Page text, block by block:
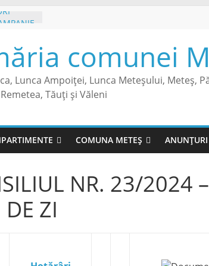
NR. 122
comunei
Lunca Ampoiței, Lunca Meteșului, Meteș,
Tăuți și Văleni
COMUNA METEȘ ANUNȚURI
NR. 23/2024 –
ZI